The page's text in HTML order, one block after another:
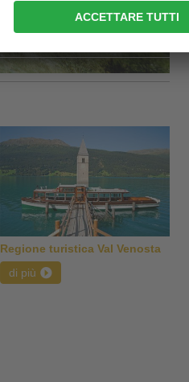
Regione turistica Val Venosta
di più